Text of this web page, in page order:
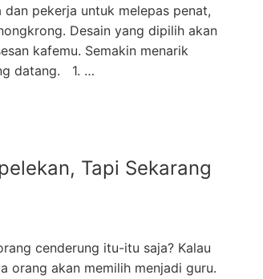
pekerja untuk melepas penat,
Desain yang dipilih akan
kafemu. Semakin menarik
datang. 1. …
Tapi Sekarang
cenderung itu-itu saja? Kalau
orang akan memilih menjadi guru.